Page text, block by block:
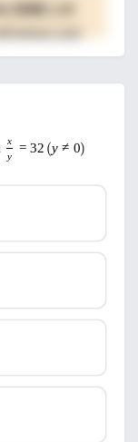
250K )
không giới
x
y
= 32 (y ≠ 0)
x